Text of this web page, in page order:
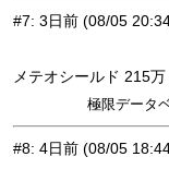
#7: 3日前 (08/05
メテオシールド 215
極限データ
#8: 4日前 (08/05